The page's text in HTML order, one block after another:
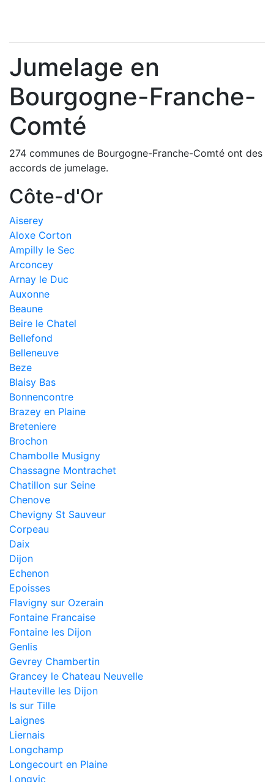
Jumelage en
Bourgogne-Franche-
Comté
274 communes de Bourgogne-Franche-Comté ont des
accords de jumelage.
Côte-d'Or
Aiserey
Aloxe Corton
Ampilly le Sec
Arconcey
Arnay le Duc
Auxonne
Beaune
Beire le Chatel
Bellefond
Belleneuve
Beze
Blaisy Bas
Bonnencontre
Brazey en Plaine
Breteniere
Brochon
Chambolle Musigny
Chassagne Montrachet
Chatillon sur Seine
Chenove
Chevigny St Sauveur
Corpeau
Daix
Dijon
Echenon
Epoisses
Flavigny sur Ozerain
Fontaine Francaise
Fontaine les Dijon
Genlis
Gevrey Chambertin
Grancey le Chateau Neuvelle
Hauteville les Dijon
Is sur Tille
Laignes
Liernais
Longchamp
Longecourt en Plaine
Longvic